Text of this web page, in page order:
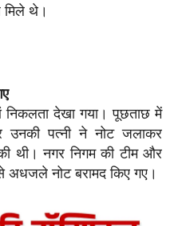
थे।
निकलता देखा गया। पूछताछ में
पत्नी ने नोट जलाकर
थी। नगर निगम की टीम और
अधजले नोट बरामद किए गए।